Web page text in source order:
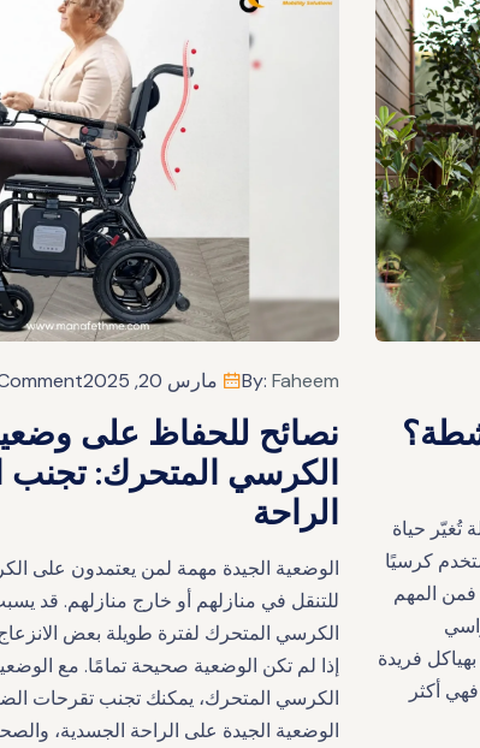
تُغيّر حياة
كرسيًا
فمن المهم
فريدة
أكثر
By: Faheem مارس 20, 2025
نصائح للحفاظ على
الكرسي المتحرك: تجنب
الراحة
الوضعية الجيدة مهمة لمن يعتمدون على
للتنقل في منازلهم أو خارج منازلهم. قد
الكرسي المتحرك لفترة طويلة بعض
إذا لم تكن الوضعية صحيحة تمامًا. مع
الكرسي المتحرك، يمكنك تجنب تقرحات
الوضعية الجيدة على الراحة الجسدية،